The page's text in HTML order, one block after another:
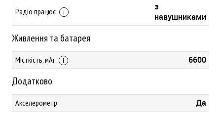
Радіо працює
з
навушниками
Живлення та батарея
Місткість, мАг 6600
Додатково
Акселерометр Да